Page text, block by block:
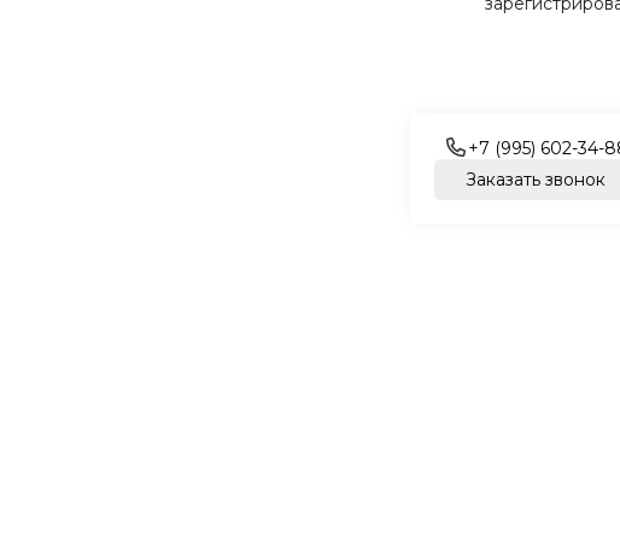
+7 (995) 602-34-
Заказать звонок